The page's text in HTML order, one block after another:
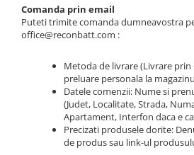
Comanda prin email
Puteti trimite comanda dumneavostra
office@reconbatt.com :
Metoda de livrare (Livrare prin
preluare personala la
Datele comenzii: Nume si
(Judet, Localitate, Strada,
Apartament, Interfon daca e
Precizati produsele dorite:
de produs sau link-ul